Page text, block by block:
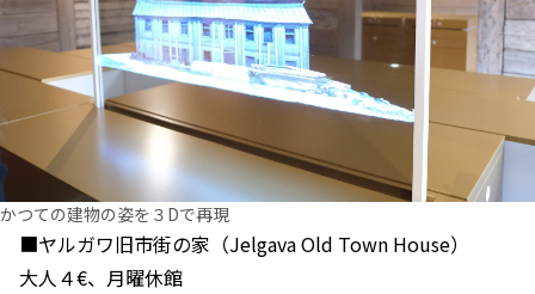
かつての建物の姿を３Dで再現
■ヤルガワ旧市街の家（Jelgava Old Town House）
大人４€、月曜休館